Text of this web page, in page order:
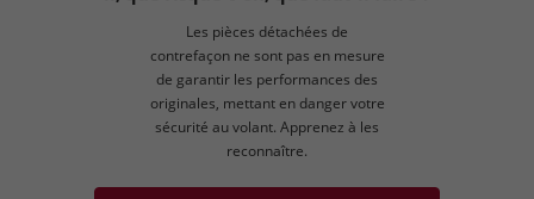
Les pièces détachées de
contrefaçon ne sont pas en mesure
de garantir les performances des
originales, mettant en danger votre
sécurité au volant. Apprenez à les
reconnaître.